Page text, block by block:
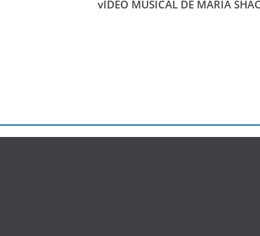
vIDEO MUSICAL DE MARIA